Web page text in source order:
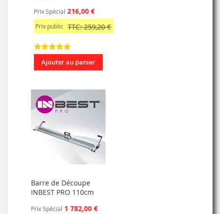
Prix Spécial 216,00 €
Prix public TTC: 259,20 €
Ajouter au panier
Barre de Découpe
INBEST PRO 110cm
Prix Spécial 1 782,00 €